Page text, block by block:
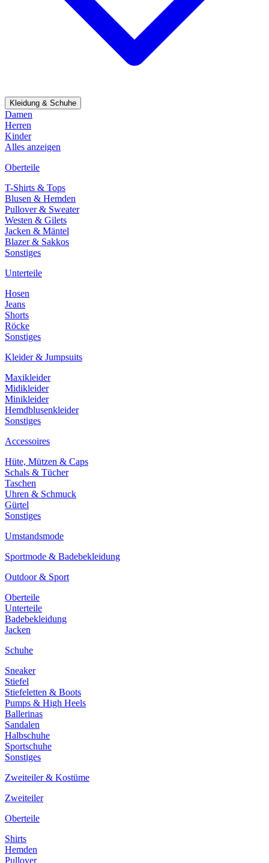
Kleidung & Schuhe
Damen
Herren
Kinder
Alles anzeigen
Oberteile
T-Shirts & Tops
Blusen & Hemden
Pullover & Sweater
Westen & Gilets
Jacken & Mäntel
Blazer & Sakkos
Sonstiges
Unterteile
Hosen
Jeans
Shorts
Röcke
Sonstiges
Kleider & Jumpsuits
Maxikleider
Midikleider
Minikleider
Hemdblusenkleider
Sonstiges
Accessoires
Hüte, Mützen & Caps
Schals & Tücher
Taschen
Uhren & Schmuck
Gürtel
Sonstiges
Umstandsmode
Sportmode & Badebekleidung
Outdoor & Sport
Oberteile
Unterteile
Badebekleidung
Jacken
Schuhe
Sneaker
Stiefel
Stiefeletten & Boots
Pumps & High Heels
Ballerinas
Sandalen
Halbschuhe
Sportschuhe
Sonstiges
Zweiteiler & Kostüme
Zweiteiler
Oberteile
Shirts
Hemden
Pullover